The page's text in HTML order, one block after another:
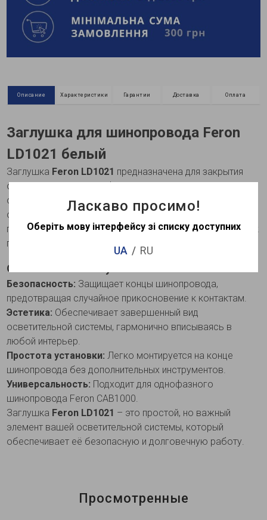
Описание Характеристики Гарантии Доставка Оплата
Заглушка для шинопровода Feron
LD1021 белый
Заглушка Feron LD1021 предназначена для закрытия
открытых концов однофазного шинопровода,
обеспечивая безопасность и эстетичный вид системы
освещения. Она защищает контакты шинопровода от
пыли, влаги и случайного контакта, что может привести к
повреждению или короткому замыканию.
Особенности заглушки Feron LD1021:
Безопасность: Защищает концы шинопровода,
предотвращая случайное прикосновение к контактам.
Эстетика: Обеспечивает завершенный вид
осветительной системы, гармонично вписываясь в
любой интерьер.
Простота установки: Легко монтируется на конце
шинопровода без дополнительных инструментов.
Универсальность: Подходит для однофазного
шинопровода Feron CAB1000.
Заглушка Feron LD1021 – это простой, но важный
элемент вашей осветительной системы, который
обеспечивает её безопасную и долговечную работу.
Просмотренные
Ласкаво просимо!
Оберіть мову інтерфейсу зі списку доступних
UA RU